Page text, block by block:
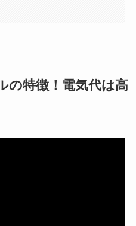
の特徴！電気代は高